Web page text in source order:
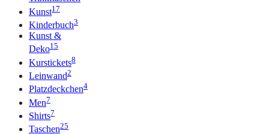
Kunst17
Kinderbuch3
Kunst &
Deko15
Kurstickets8
Leinwand2
Platzdeckchen4
Men7
Shirts7
Taschen25